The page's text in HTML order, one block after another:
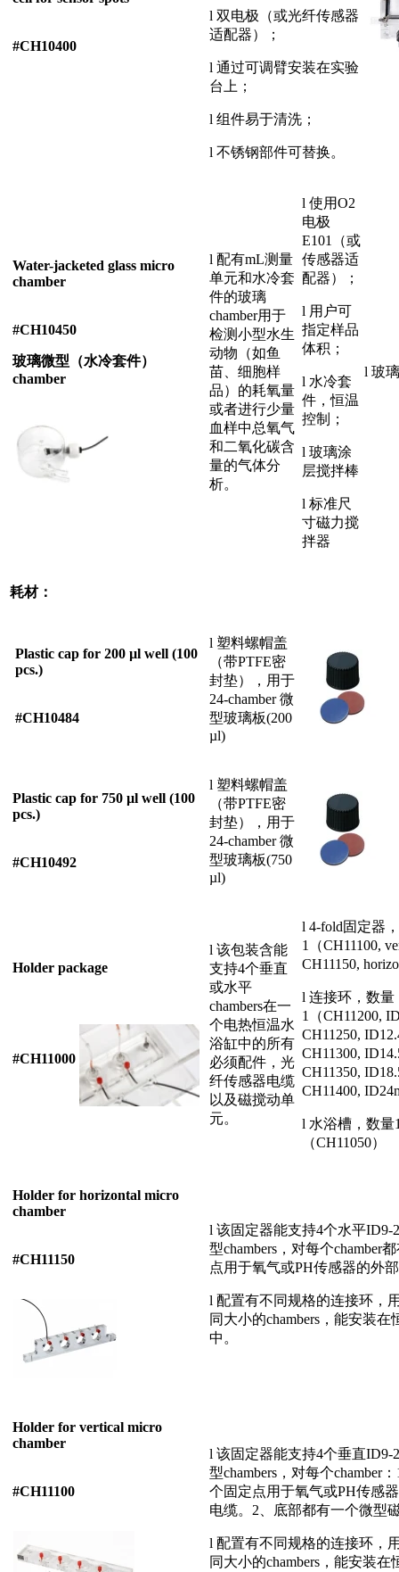
#CH10400
l 双电极（或光纤传感器
适配器）；
l 通过可调臂安装在实验
台上；
l 组件易于清洗；
l 不锈钢部件可替换。
Water-jacketed glass micro
chamber
#CH10450
玻璃微型（水冷套件）
chamber
l 配有mL测量
单元和水冷套
件的玻璃
chamber用于
检测小型水生
动物（如鱼
苗、细胞样
品）的耗氧量
或者进行少量
血样中总氧气
和二氧化碳含
量的气体分
析。
l 使用O2
电极
E101（或
传感器适
配器）；
l 用户可
指定样品
体积；
l 水冷套
件，恒温
控制；
l 玻璃涂
层搅拌棒
l 标准尺
寸磁力搅
拌器
l 玻
耗材：
Plastic cap for 200 µl well (100
pcs.)
#CH10484
l 塑料螺帽盖
（带PTFE密
封垫），用于
24-chamber 微
型玻璃板(200
µl)
Plastic cap for 750 µl well (100
pcs.)
#CH10492
l 塑料螺帽盖
（带PTFE密
封垫），用于
24-chamber 微
型玻璃板(750
µl)
Holder package
#CH11000
l 该包装含能
支持4个垂直
或水平
chambers在一
个电热恒温水
浴缸中的所有
必须配件，光
纤传感器电缆
以及磁搅动单
元。
l 4-fold固定器
1（CH11100,
CH11150,
l 连接环，数量
1（CH11200,
CH11250,
CH11300,
CH11350,
CH11400,
l 水浴槽，数量
（CH11050）
Holder for horizontal micro
chamber
#CH11150
l 该固定器能支持4个水平ID9-
型chambers，对每个chamber
点用于氧气或PH传感器的外
l 配置有不同规格的连接环，
同大小的chambers，能安装在
中。
Holder for vertical micro
chamber
#CH11100
l 该固定器能支持4个垂直ID9-
型chambers，对每个chamber
个固定点用于氧气或PH传感
电缆。2、底部都有一个微型
l 配置有不同规格的连接环，
同大小的chambers，能安装在